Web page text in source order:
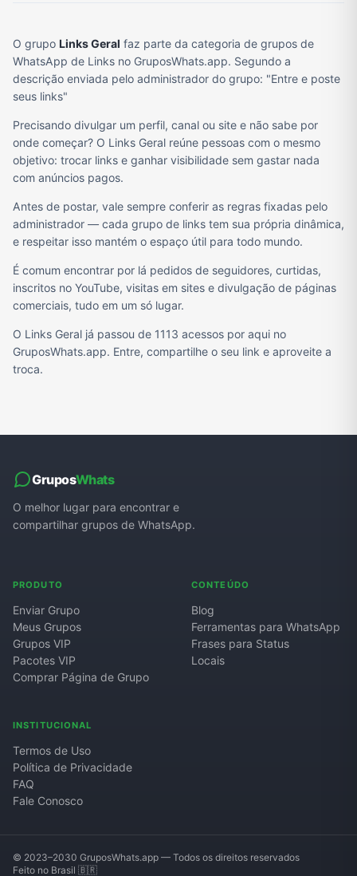
O grupo Links Geral faz parte da categoria de grupos de
WhatsApp de Links no GruposWhats.app. Segundo a
descrição enviada pelo administrador do grupo: "Entre e poste
seus links"
Precisando divulgar um perfil, canal ou site e não sabe por
onde começar? O Links Geral reúne pessoas com o mesmo
objetivo: trocar links e ganhar visibilidade sem gastar nada
com anúncios pagos.
Antes de postar, vale sempre conferir as regras fixadas pelo
administrador — cada grupo de links tem sua própria dinâmica,
e respeitar isso mantém o espaço útil para todo mundo.
É comum encontrar por lá pedidos de seguidores, curtidas,
inscritos no YouTube, visitas em sites e divulgação de páginas
comerciais, tudo em um só lugar.
O Links Geral já passou de 1113 acessos por aqui no
GruposWhats.app. Entre, compartilhe o seu link e aproveite a
troca.
GruposWhats
O melhor lugar para encontrar e
compartilhar grupos de WhatsApp.
PRODUTO
Enviar Grupo
Meus Grupos
Grupos VIP
Pacotes VIP
Comprar Página de Grupo
CONTEÚDO
Blog
Ferramentas para WhatsApp
Frases para Status
Locais
INSTITUCIONAL
Termos de Uso
Política de Privacidade
FAQ
Fale Conosco
© 2023–2030 GruposWhats.app — Todos os direitos reservados
Feito no Brasil 🇧🇷